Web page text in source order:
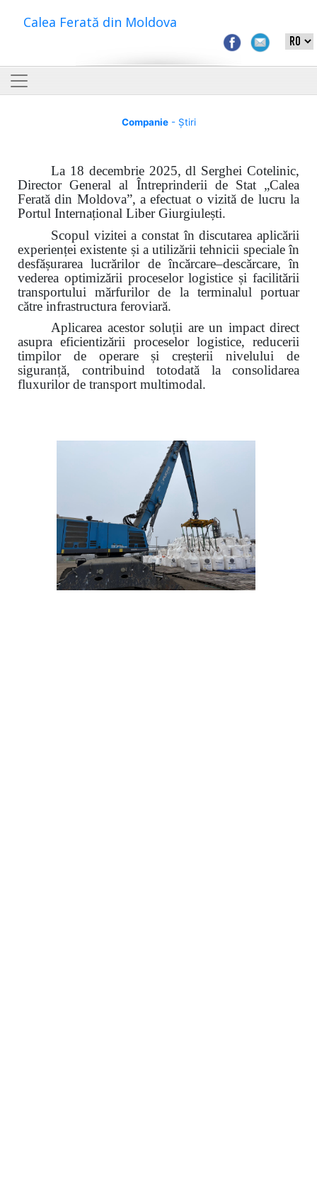
Calea Ferată din Moldova
Companie- Știri
La 18 decembrie 2025, dl Serghei Cotelinic,
Director General al Întreprinderii de Stat „Calea
Ferată din Moldova”, a efectuat o vizită de lucru la
Portul Internațional Liber Giurgiulești.
Scopul vizitei a constat în discutarea aplicării
experienței existente și a utilizării tehnicii speciale în
desfășurarea lucrărilor de încărcare–descărcare, în
vederea optimizării proceselor logistice și facilitării
transportului mărfurilor de la terminalul portuar
către infrastructura feroviară.
Aplicarea acestor soluții are un impact direct
asupra eficientizării proceselor logistice, reducerii
timpilor de operare și creșterii nivelului de
siguranță, contribuind totodată la consolidarea
fluxurilor de transport multimodal.